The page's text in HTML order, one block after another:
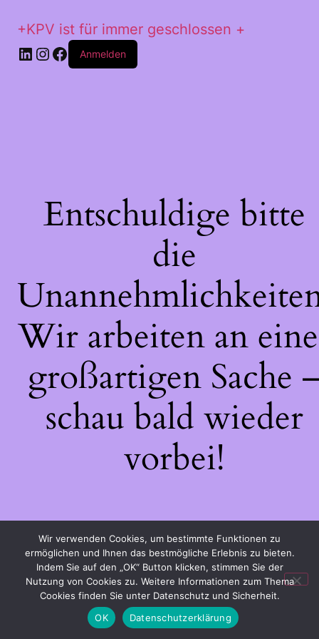
+KPV ist für immer geschlossen +
LinkedIn
Instagram
Facebook
Anmelden
Entschuldige bitte
die
Wir arbeiten an
großartigen Sache
schau bald wieder
vorbei!
Wir verwenden Cookies, um bestimmte Funktionen zu
ermöglichen und Ihnen das bestmögliche Erlebnis zu bieten.
Indem Sie auf den „OK“ Button klicken, stimmen Sie der
Nutzung von Cookies zu. Weitere Informationen zum Thema
Cookies finden Sie unter Datenschutz und Sicherheit.
OK
Datenschutzerklärung